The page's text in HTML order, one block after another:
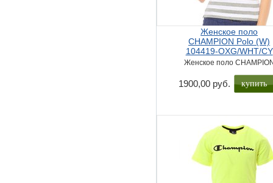
Женское поло
CHAMPION Polo (W)
104419-OXG/WHT/CY
Женское поло
1900,00 руб. купить